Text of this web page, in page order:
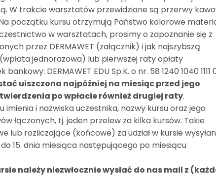
W trakcie warsztatów przewidziane są przerwy
początku kursu otrzymują Państwo kolorowe
w warsztatach, prosimy o zapoznanie się z
przez DERMAWET (załącznik) i jak najszybszą
(wpłata jednorazowa) lub pierwszej raty opłaty
DERMAWET EDU Sp.K. o nr. 58 1240 1040 1111
uiszczona najpóźniej na miesiąc przed jego
po wpłacie również drugiej raty.
i nazwiska uczestnika, nazwy kursu oraz jego
łączonych, tj. jeden przelew za kilka kursów. Takie
lub rozliczające (końcowe) za udział w kursie
15. dnia miesiąca następującego po miesiącu
należy niezwłocznie wysłać do nas mail z